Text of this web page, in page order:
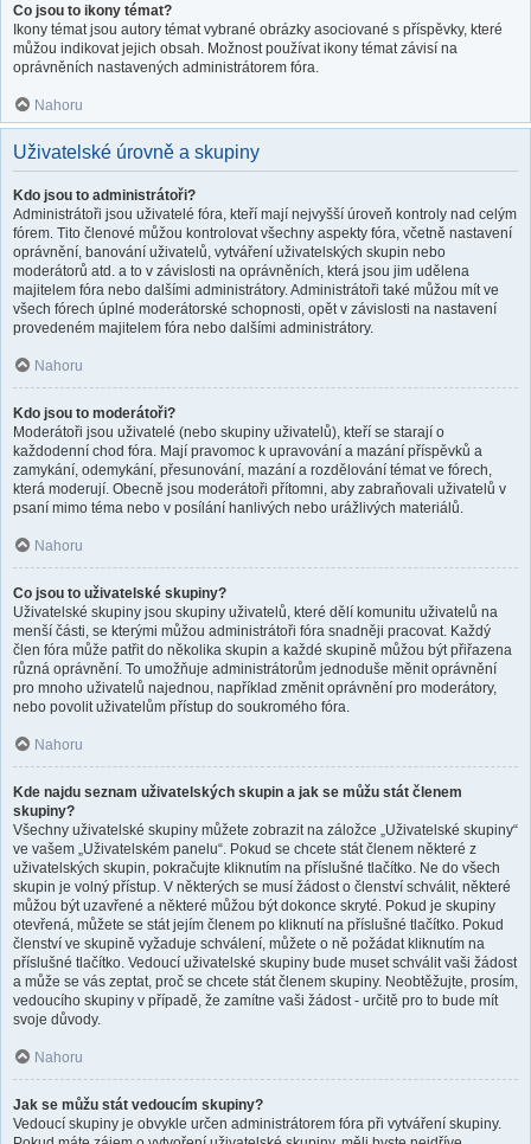
Co jsou to ikony témat?
Ikony témat jsou autory témat vybrané obrázky asociované s příspěvky, které
můžou indikovat jejich obsah. Možnost používat ikony témat závisí na
oprávněních nastavených administrátorem fóra.
Nahoru
Uživatelské úrovně a skupiny
Kdo jsou to administrátoři?
Administrátoři jsou uživatelé fóra, kteří mají nejvyšší úroveň kontroly nad celým
fórem. Tito členové můžou kontrolovat všechny aspekty fóra, včetně nastavení
oprávnění, banování uživatelů, vytváření uživatelských skupin nebo
moderátorů atd. a to v závislosti na oprávněních, která jsou jim udělena
majitelem fóra nebo dalšími administrátory. Administrátoři také můžou mít ve
všech fórech úplné moderátorské schopnosti, opět v závislosti na nastavení
provedeném majitelem fóra nebo dalšími administrátory.
Nahoru
Kdo jsou to moderátoři?
Moderátoři jsou uživatelé (nebo skupiny uživatelů), kteří se starají o
každodenní chod fóra. Mají pravomoc k upravování a mazání příspěvků a
zamykání, odemykání, přesunování, mazání a rozdělování témat ve fórech,
která moderují. Obecně jsou moderátoři přítomni, aby zabraňovali uživatelů v
psaní mimo téma nebo v posílání hanlivých nebo urážlivých materiálů.
Nahoru
Co jsou to uživatelské skupiny?
Uživatelské skupiny jsou skupiny uživatelů, které dělí komunitu uživatelů na
menší části, se kterými můžou administrátoři fóra snadněji pracovat. Každý
člen fóra může patřit do několika skupin a každé skupině můžou být přiřazena
různá oprávnění. To umožňuje administrátorům jednoduše měnit oprávnění
pro mnoho uživatelů najednou, například změnit oprávnění pro moderátory,
nebo povolit uživatelům přístup do soukromého fóra.
Nahoru
Kde najdu seznam uživatelských skupin a jak se můžu stát členem
skupiny?
Všechny uživatelské skupiny můžete zobrazit na záložce „Uživatelské skupiny“
ve vašem „Uživatelském panelu“. Pokud se chcete stát členem některé z
uživatelských skupin, pokračujte kliknutím na příslušné tlačítko. Ne do všech
skupin je volný přístup. V některých se musí žádost o členství schválit, některé
můžou být uzavřené a některé můžou být dokonce skryté. Pokud je skupiny
otevřená, můžete se stát jejím členem po kliknutí na příslušné tlačítko. Pokud
členství ve skupině vyžaduje schválení, můžete o ně požádat kliknutím na
příslušné tlačítko. Vedoucí uživatelské skupiny bude muset schválit vaši žádost
a může se vás zeptat, proč se chcete stát členem skupiny. Neobtěžujte, prosím,
vedoucího skupiny v případě, že zamítne vaši žádost - určitě pro to bude mít
svoje důvody.
Nahoru
Jak se můžu stát vedoucím skupiny?
Vedoucí skupiny je obvykle určen administrátorem fóra při vytváření skupiny.